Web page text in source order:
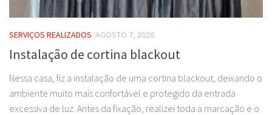
SERVIÇOS REALIZADOS AGOSTO 7, 2026
Instalação de cortina blackout
Nessa casa, fiz a instalação de uma cortina blackout, deixando o
ambiente muito mais confortável e protegido da entrada
excessiva de luz. Antes da fixação, realizei toda a marcação e o